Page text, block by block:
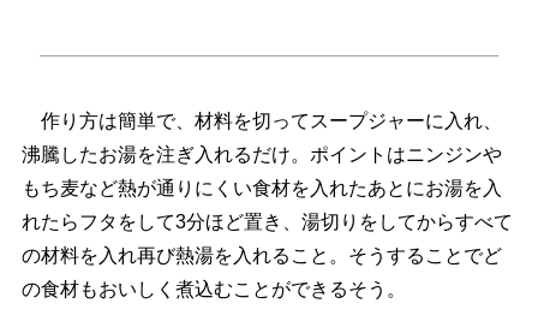
作り方は簡単で、材料を切ってスープジャーに入れ、
沸騰したお湯を注ぎ入れるだけ。ポイントはニンジン
もち麦など熱が通りにくい食材を入れたあとにお湯を入
れたらフタをして3分ほど置き、湯切りをしてからすべて
の材料を入れ再び熱湯を入れること。そうすることでど
の食材もおいしく煮込むことができるそう。